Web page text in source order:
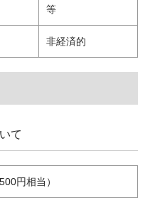
等
非経済的
て
円相当）